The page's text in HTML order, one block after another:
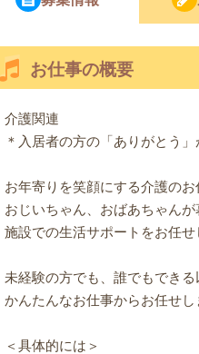
お仕事の概要
介護関連
＊入居者の方の「ありがとう」
お年寄りを笑顔にする介護のお
おじいちゃん、おばあちゃんが
施設での生活サポートをお任せ
未経験の方でも、誰でもできる
かんたんなお仕事からお任せし
＜具体的には＞